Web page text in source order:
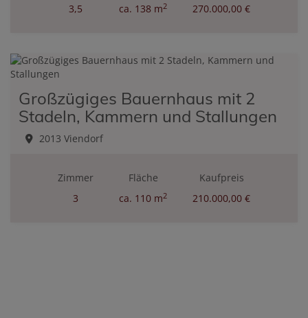
3,5
ca. 138 m2
270.000,00 €
Großzügiges Bauernhaus mit 2
Stadeln, Kammern und Stallungen
2013 Viendorf
Zimmer
3
Fläche
ca. 110 m2
Kaufpreis
210.000,00 €